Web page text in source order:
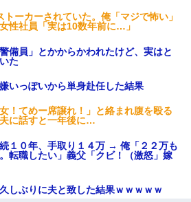
ら
ラク
てこ
治験
画像
たタ
す
ｗ
氏、
走
量を
２軍
り悲
ーカーされていた。俺「マジで怖い」
性社員「実は10数年前に…」
備員」とかからかわれたけど、実はと
た
いっぽいから単身赴任した結果
！てめー席譲れ！」と絡まれ腹を殴る
に話すと一年後に…
続１０年、手取り１４万 → 俺「２２万も
転職したい」義父「クビ！（激怒」嫁
しぶりに夫と致した結果ｗｗｗｗｗ